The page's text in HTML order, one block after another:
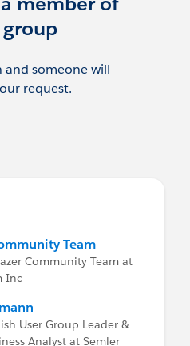
and someone will
request.
Team
Community Team at
Inc
User Group Leader &
Analyst at Semler